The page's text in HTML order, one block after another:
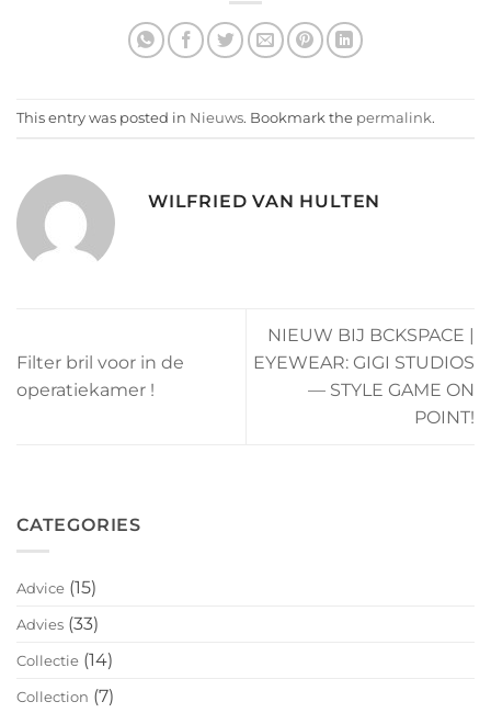
This entry was posted in Nieuws. Bookmark the permalink.
WILFRIED VAN HULTEN
Filter bril voor in de
operatiekamer !
NIEUW BIJ BCKSPACE |
EYEWEAR: GIGI STUDIOS
— STYLE GAME ON
POINT!
CATEGORIES
Advice (15)
Advies (33)
Collectie (14)
Collection (7)